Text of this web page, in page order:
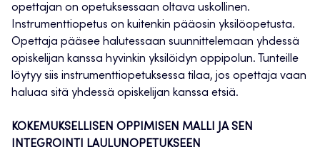
opettajan on opetuksessaan oltava uskollinen.
Instrumenttiopetus on kuitenkin pääosin yksilöopetusta.
Opettaja pääsee halutessaan suunnittelemaan yhdessä
opiskelijan kanssa hyvinkin yksilöidyn oppipolun. Tunteille
löytyy siis instrumenttiopetuksessa tilaa, jos opettaja vaan
haluaa sitä yhdessä opiskelijan kanssa etsiä.
KOKEMUKSELLISEN OPPIMISEN MALLI JA SEN
INTEGROINTI LAULUNOPETUKSEEN